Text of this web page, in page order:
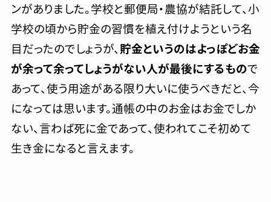
ンがありました。学校と郵便局・農協が結託して、小
学校の頃から貯金の習慣を植え付けようという名
目だったのでしょうが、貯金というのはよっぽどお金
が余って余ってしょうがない人が最後にするもので
あって、使う用途がある限り大いに使うべきだと、今
になっては思います。通帳の中のお金はお金でしか
ない、言わば死に金であって、使われてこそ初めて
生き金になると言えます。